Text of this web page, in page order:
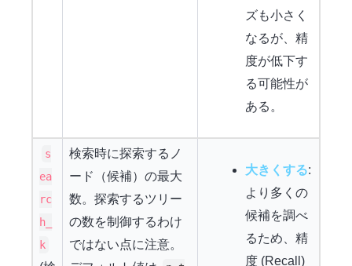
ズも小さく
なるが、精
度が低下す
る可能性が
ある。
s
ea
rc
h_
k
検索時に探索するノ
ード（候補）の最大
数。探索するツリー
の数を制御するわけ
ではない点に注意。
大きくする:
より多くの
候補を調べ
るため、精
度 (Recall)